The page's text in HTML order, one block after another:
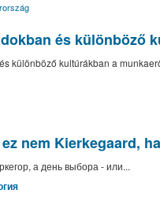
és különböző
különböző kultúrákban a
nem Kierkegaard,
а день выбора - или...